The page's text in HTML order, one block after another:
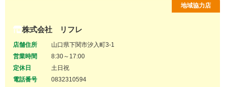
株式会社 リフレ
店舗住所
山口県下関市汐入町3-1
営業時間
8:30～17:00
定休日
土日祝
電話番号
0832310594
地域協力店